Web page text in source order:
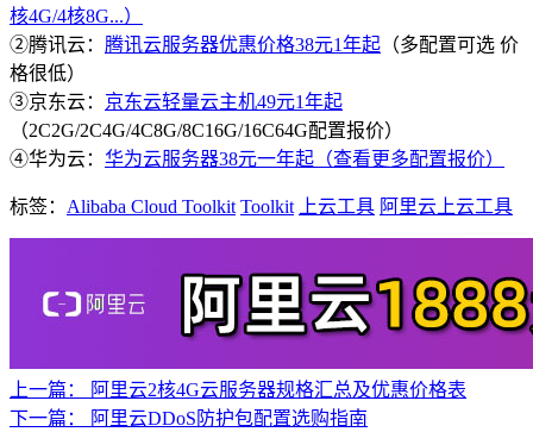
核4G/4核8G...）
②腾讯云： 腾讯云服务器优惠价格38元1年起 （多配置可选 价
格很低）
③京东云： 京东云轻量云主机49元1年起
（2C2G/2C4G/4C8G/8C16G/16C64G配置报价）
④华为云： 华为云服务器38元一年起（查看更多配置报价）
标签： Alibaba Cloud Toolkit Toolkit 上云工具 阿里云上云工具
上一篇：
阿里云2核4G云服务器规格汇总及优惠价格表
下一篇：
阿里云DDoS防护包配置选购指南